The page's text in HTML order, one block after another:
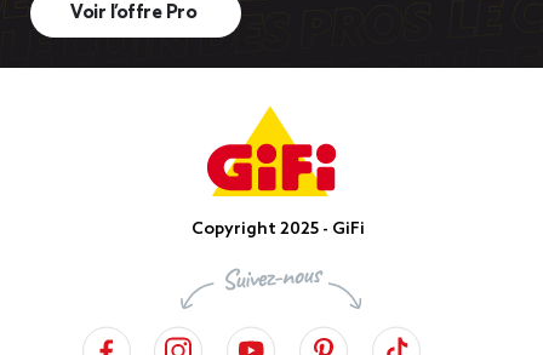
Voir l’offre Pro
Copyright 2025 - GiFi